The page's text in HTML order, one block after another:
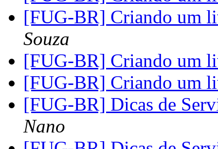
[FUG-BR] Criando um
Souza
[FUG-BR] Criando um
[FUG-BR] Criando um
[FUG-BR] Dicas de
Nano